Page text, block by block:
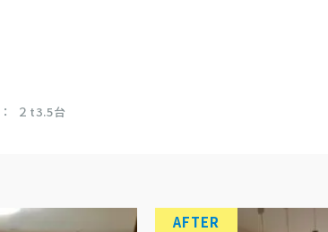
２t3.5台
AFTER